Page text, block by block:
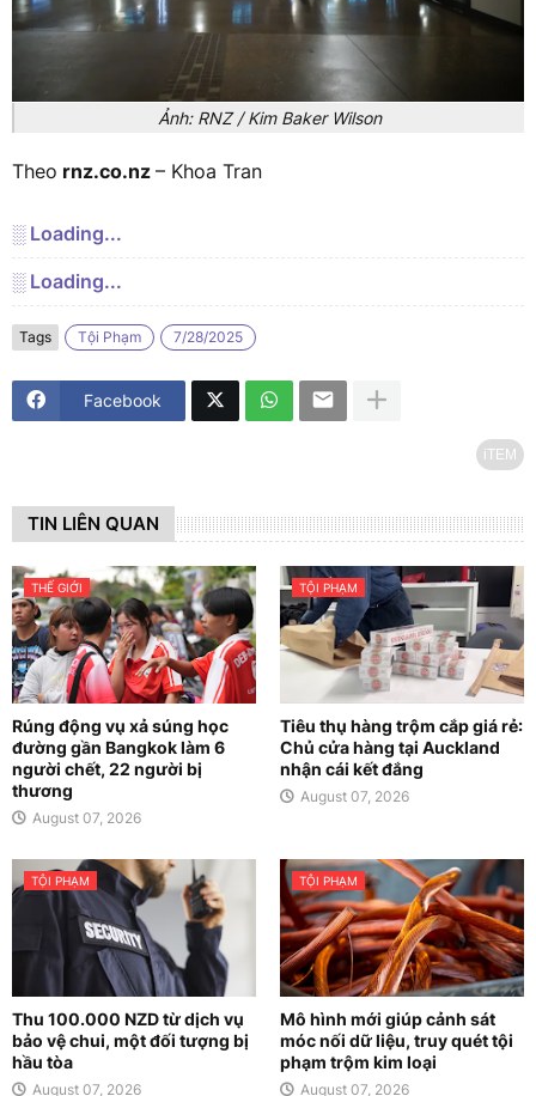
Ảnh: RNZ / Kim Baker Wilson
Theo rnz.co.nz – Khoa Tran
░ Loading...
░ Loading...
Tags Tội Phạm 7/28/2025
Facebook
iTEM
TIN LIÊN QUAN
THẾ GIỚI
Rúng động vụ xả súng học
đường gần Bangkok làm 6
người chết, 22 người bị
thương
August 07, 2026
TỘI PHẠM
Tiêu thụ hàng trộm cắp giá rẻ:
Chủ cửa hàng tại Auckland
nhận cái kết đắng
August 07, 2026
TỘI PHẠM
Thu 100.000 NZD từ dịch vụ
bảo vệ chui, một đối tượng bị
hầu tòa
August 07, 2026
TỘI PHẠM
Mô hình mới giúp cảnh sát
móc nối dữ liệu, truy quét tội
phạm trộm kim loại
August 07, 2026